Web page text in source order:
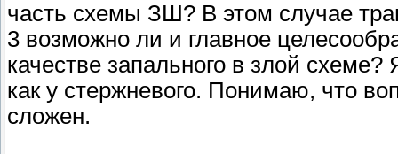
часть схемы ЗШ? В этом случае
3 возможно ли и главное
качестве запального в злой
как у стержневого. Понимаю, что
сложен.